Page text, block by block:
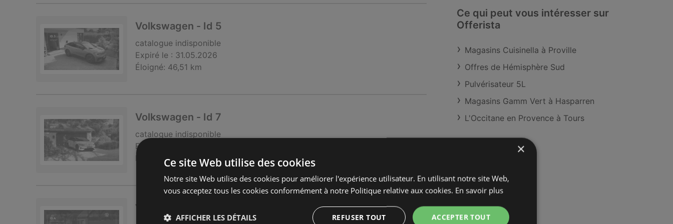
Volkswagen - Id 5
catalogue indisponible
Expiré le : 31.05.2026
Éloigné: 46,51 km
Volkswagen - Id 7
catalogue indisponible
Expiré le :
Éloigné: 46,51 km
Volkswagen - Id 4
Ce qui peut vous intéresser sur
Offerista
Magasins Cuisinella à Proville
Offres de Hémisphère Sud
Pulvérisateur 5L
Magasins Gamm Vert à Hasparren
L'Occitane en Provence à Tours
×
Ce site Web utilise des cookies
Notre site Web utilise des cookies pour améliorer l'expérience utilisateur. En utilisant notre site Web,
vous acceptez tous les cookies conformément à notre Politique relative aux cookies. En savoir plus
ACCEPTER TOUT
REFUSER TOUT
AFFICHER LES DÉTAILS